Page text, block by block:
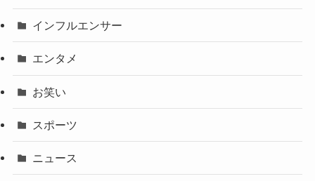
インフルエンサー
エンタメ
お笑い
スポーツ
ニュース